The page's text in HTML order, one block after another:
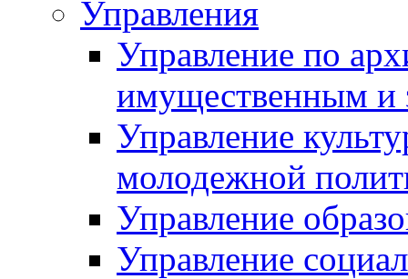
Управления
Управление по
имущественным и
Управление
молодежной
Управление
Управление